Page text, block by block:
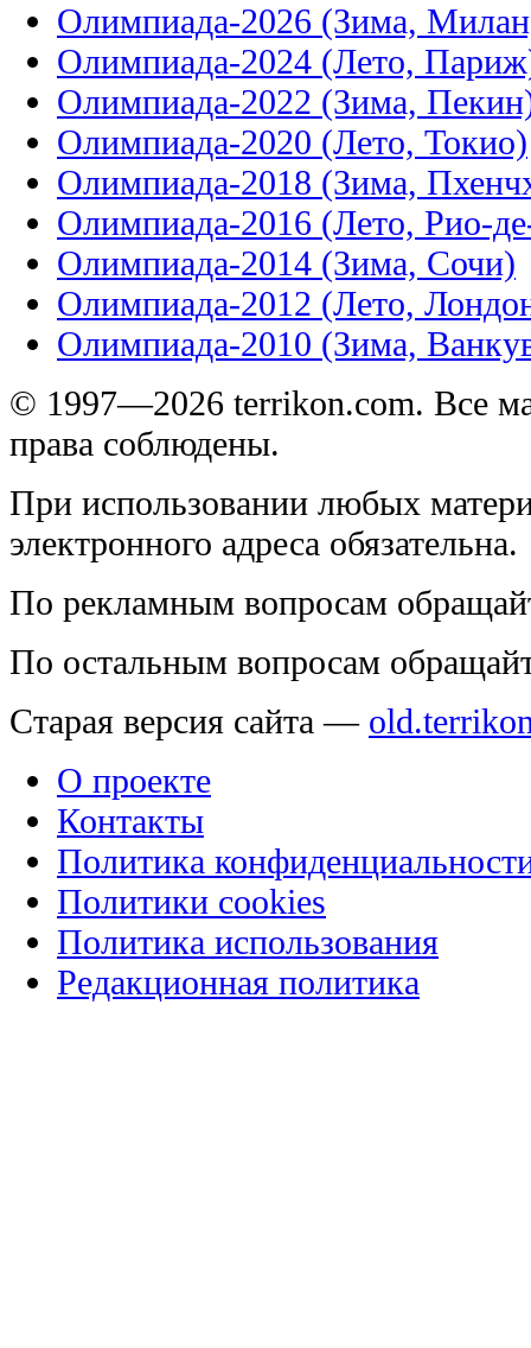
Олимпиада-2026 (Зима,
Олимпиада-2024 (Лето,
Олимпиада-2022 (Зима,
Олимпиада-2020 (Лето, Токио)
Олимпиада-2018 (Зима,
Олимпиада-2016 (Лето, Рио-
Олимпиада-2014 (Зима, Сочи)
Олимпиада-2012 (Лето,
Олимпиада-2010 (Зима,
© 1997—2026 terrikon.com. Все
права соблюдены.
При использовании любых
электронного адреса обязательна.
По рекламным вопросам
По остальным вопросам
Старая версия сайта —
О проекте
Контакты
Политика
Политики cookies
Политика использования
Редакционная политика